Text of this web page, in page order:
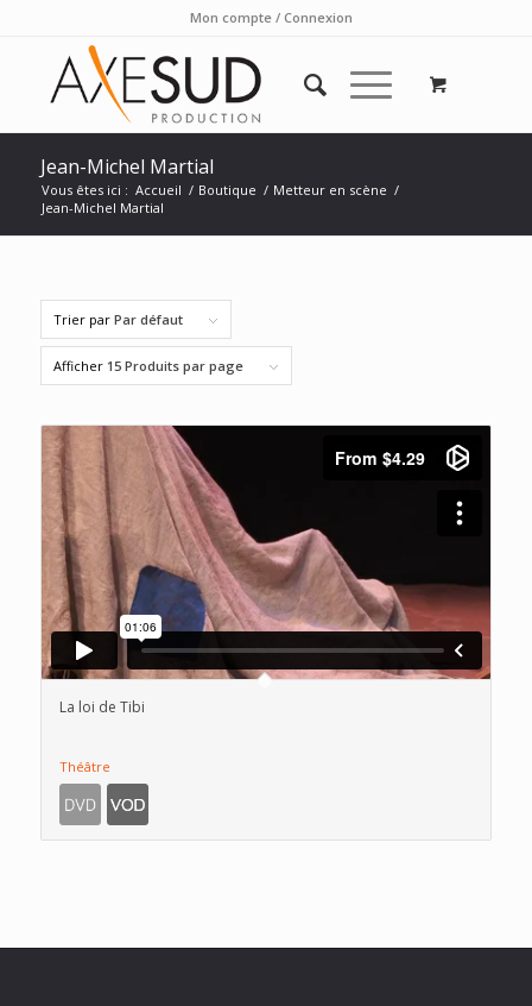
Mon compte / Connexion
Jean-Michel Martial
Vous êtes ici : Accueil / Boutique / Metteur en scène /
Jean-Michel Martial
Trier par Par défaut
Afficher 15 Produits par page
La loi de Tibi
Théâtre